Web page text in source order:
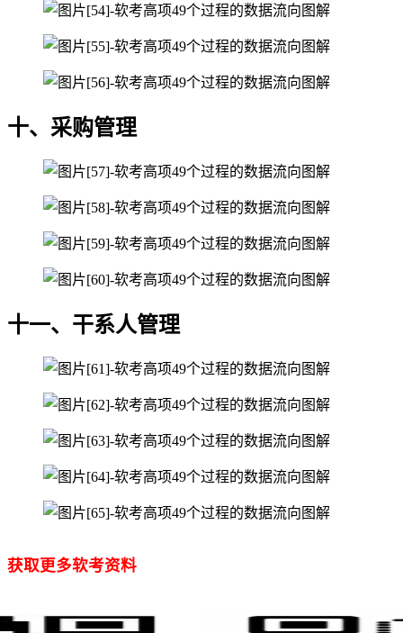
十、采购管理
十一、干系人管理
获取更多软考资料